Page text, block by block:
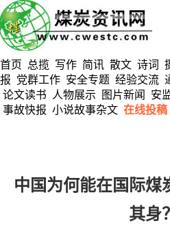
首页 总揽 写作 简讯 散文 诗词
报 党群工作 安全专题 经验交流
论文读书
人物展示 图片新闻 安
事故快报 小说故事杂文 在线投稿
中国为何能在国际煤
其身？